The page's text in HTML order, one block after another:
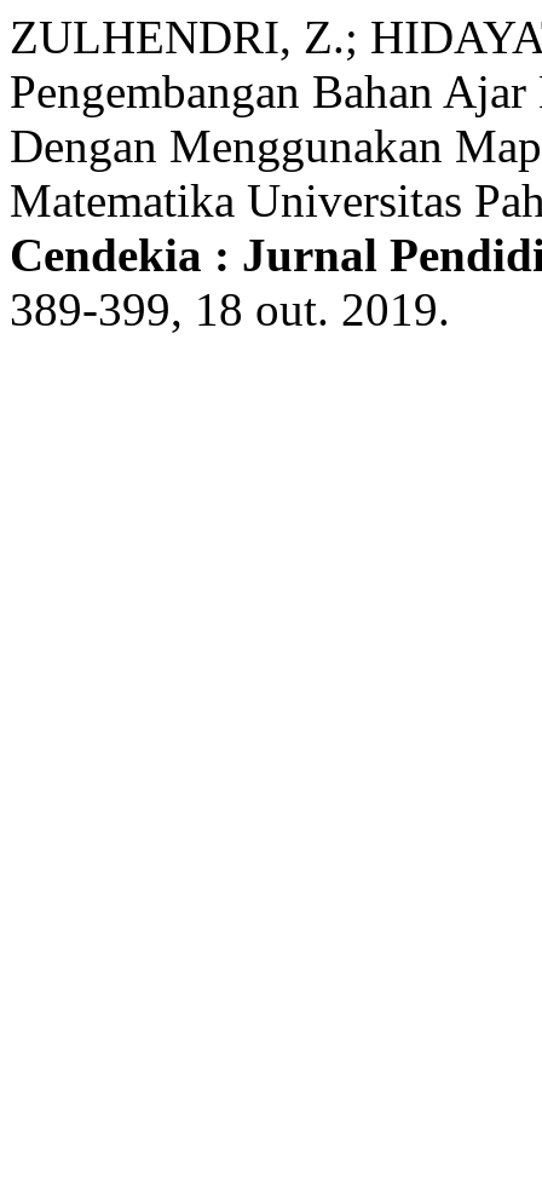
ZULHENDRI, Z.;
Pengembangan Bahan
Dengan Menggunakan
Matematika Universitas
Cendekia : Jurnal
389-399, 18 out. 2019.